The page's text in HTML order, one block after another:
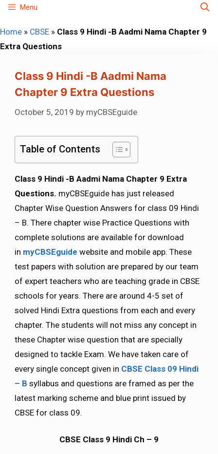
Skip
content
Menu
Home » CBSE » Class 9 Hindi -B Aadmi Nama Chapter 9
Extra Questions
Class 9 Hindi -B Aadmi Nama
Chapter 9 Extra Questions
October 5, 2019 by myCBSEguide
Table of Contents
Class 9 Hindi -B Aadmi Nama Chapter 9 Extra
Questions. myCBSEguide has just released
Chapter Wise Question Answers for class 09 Hindi
– B. There chapter wise Practice Questions with
complete solutions are available for download
in myCBSEguide website and mobile app. These
test papers with solution are prepared by our team
of expert teachers who are teaching grade in CBSE
schools for years. There are around 4-5 set of
solved Hindi Extra questions from each and every
chapter. The students will not miss any concept in
these Chapter wise question that are specially
designed to tackle Exam. We have taken care of
every single concept given in CBSE Class 09 Hindi
– B syllabus and questions are framed as per the
latest marking scheme and blue print issued by
CBSE for class 09.
CBSE Class 9 Hindi Ch – 9